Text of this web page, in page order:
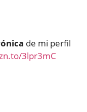
de mi perfil
3lpr3mC